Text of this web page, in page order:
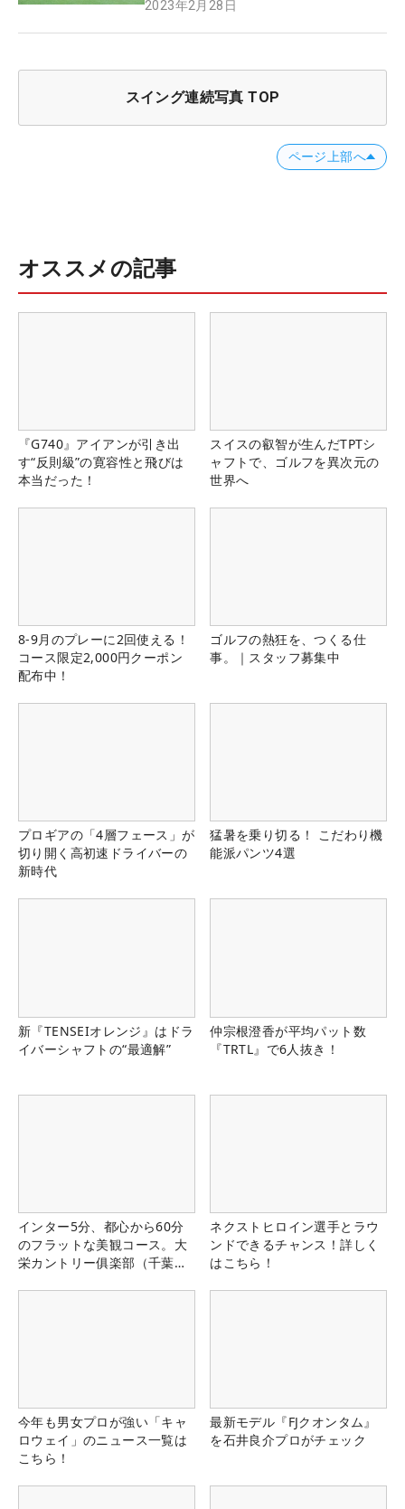
2023年2月28日
スイング連続写真 TOP
ページ上部へ
オススメの記事
『G740』アイアンが引き出
す“反則級”の寛容性と飛びは
本当だった！
スイスの叡智が生んだTPTシ
ャフトで、ゴルフを異次元の
世界へ
8-9月のプレーに2回使える！
コース限定2,000円クーポン
配布中！
ゴルフの熱狂を、つくる仕
事。｜スタッフ募集中
プロギアの「4層フェース」が
切り開く高初速ドライバーの
新時代
猛暑を乗り切る！ こだわり機
能派パンツ4選
新『TENSEIオレンジ』はドラ
イバーシャフトの“最適解”
仲宗根澄香が平均パット数
『TRTL』で6人抜き！
インター5分、都心から60分
のフラットな美観コース。大
栄カントリー俱楽部（千葉
ネクストヒロイン選手とラウ
ンドできるチャンス！詳しく
はこちら！
今年も男女プロが強い「キャ
ロウェイ」のニュース一覧は
こちら！
最新モデル『FJクオンタム』
を石井良介プロがチェック